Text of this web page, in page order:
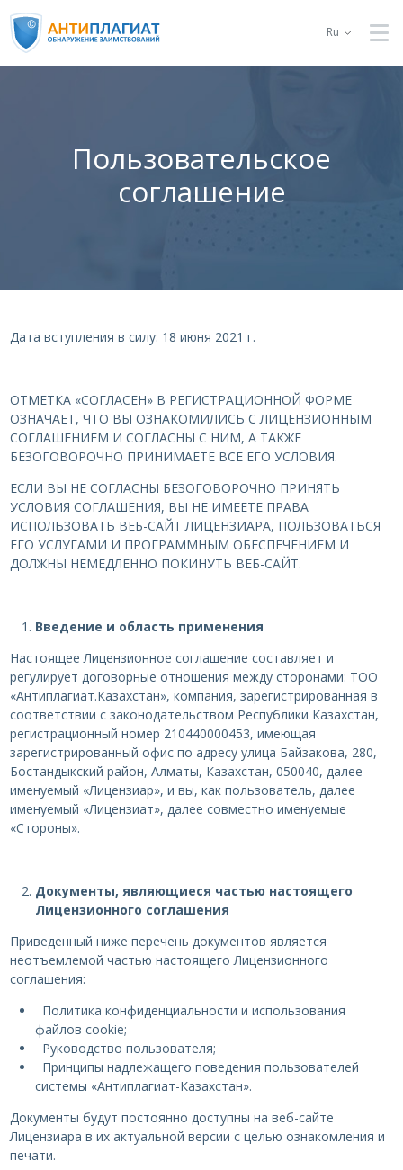
Ru
Пользовательское
соглашение
Дата вступления в силу: 18 июня 2021 г.
ОТМЕТКА «СОГЛАСЕН» В РЕГИСТРАЦИОННОЙ ФОРМЕ
ОЗНАЧАЕТ, ЧТО ВЫ ОЗНАКОМИЛИСЬ С ЛИЦЕНЗИОННЫМ
СОГЛАШЕНИЕМ И СОГЛАСНЫ С НИМ, А ТАКЖЕ
БЕЗОГОВОРОЧНО ПРИНИМАЕТЕ ВСЕ ЕГО УСЛОВИЯ.
ЕСЛИ ВЫ НЕ СОГЛАСНЫ БЕЗОГОВОРОЧНО ПРИНЯТЬ
УСЛОВИЯ СОГЛАШЕНИЯ, ВЫ НЕ ИМЕЕТЕ ПРАВА
ИСПОЛЬЗОВАТЬ ВЕБ-САЙТ ЛИЦЕНЗИАРА, ПОЛЬЗОВАТЬСЯ
ЕГО УСЛУГАМИ И ПРОГРАММНЫМ ОБЕСПЕЧЕНИЕМ И
ДОЛЖНЫ НЕМЕДЛЕННО ПОКИНУТЬ ВЕБ-САЙТ.
Введение и область применения
Настоящее Лицензионное соглашение составляет и
регулирует договорные отношения между сторонами: ТОО
«Антиплагиат.Казахстан», компания, зарегистрированная в
соответствии с законодательством Республики Казахстан,
регистрационный номер 210440000453, имеющая
зарегистрированный офис по адресу улица Байзакова, 280,
Бостандыкский район, Алматы, Казахстан, 050040, далее
именуемый «Лицензиар», и вы, как пользователь, далее
именуемый «Лицензиат», далее совместно именуемые
«Стороны».
Документы, являющиеся частью настоящего
Лицензионного соглашения
Приведенный ниже перечень документов является
неотъемлемой частью настоящего Лицензионного
соглашения:
Политика конфиденциальности и использования
файлов cookie;
Руководство пользователя;
Принципы надлежащего поведения пользователей
системы «Антиплагиат-Казахстан».
Документы будут постоянно доступны на веб-сайте
Лицензиара в их актуальной версии с целью ознакомления и
печати.